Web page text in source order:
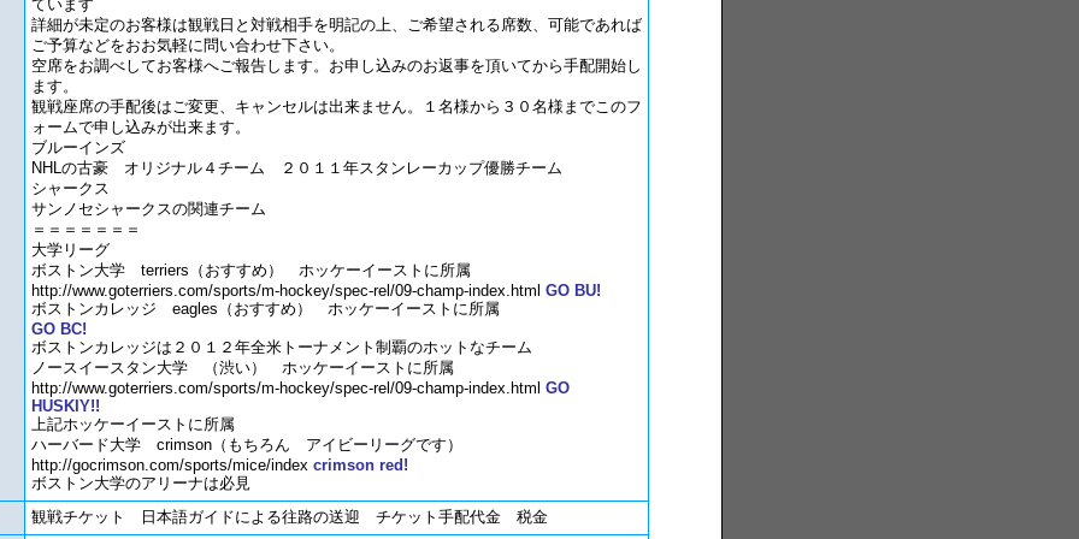
ています
詳細が未定のお客様は観戦日と対戦相手を明記の上、ご希望される席数、可能であれば
ご予算などをおお気軽に問い合わせ下さい。
空席をお調べしてお客様へご報告します。お申し込みのお返事を頂いてから手配開始し
ます。
観戦座席の手配後はご変更、キャンセルは出来ません。１名様から３０名様までこのフ
ォームで申し込みが出来ます。
ブルーインズ
NHLの古豪 オリジナル４チーム ２０１１年スタンレーカップ優勝チーム
シャークス
サンノセシャークスの関連チーム
＝＝＝＝＝＝＝
大学リーグ
ボストン大学 terriers（おすすめ） ホッケーイーストに所属
http://www.goterriers.com/sports/m-hockey/spec-rel/09-champ-index.html GO BU!
ボストンカレッジ eagles（おすすめ） ホッケーイーストに所属
GO BC!
ボストンカレッジは２０１２年全米トーナメント制覇のホットなチーム
ノースイースタン大学 （渋い） ホッケーイーストに所属
http://www.goterriers.com/sports/m-hockey/spec-rel/09-champ-index.html GO
HUSKIY!!
上記ホッケーイーストに所属
ハーバード大学 crimson（もちろん アイビーリーグです）
http://gocrimson.com/sports/mice/index crimson red!
ボストン大学のアリーナは必見
観戦チケット 日本語ガイドによる往路の送迎 チケット手配代金 税金